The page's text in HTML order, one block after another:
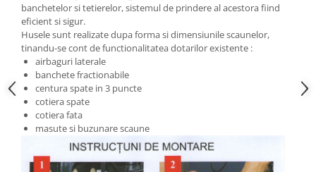
banchetelor si tetierelor, sistemul de prindere al acestora fiind
eficient si sigur.
Husele sunt realizate dupa forma si dimensiunile scaunelor,
tinandu-se cont de functionalitatea dotarilor existente :
airbaguri laterale
banchete fractionabile
centura spate in 3 puncte
cotiera spate
cotiera fata
masute si buzunare scaune